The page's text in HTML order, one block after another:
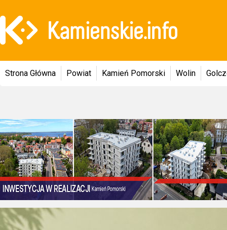
Strona Główna Powiat Kamień Pomorski Wolin